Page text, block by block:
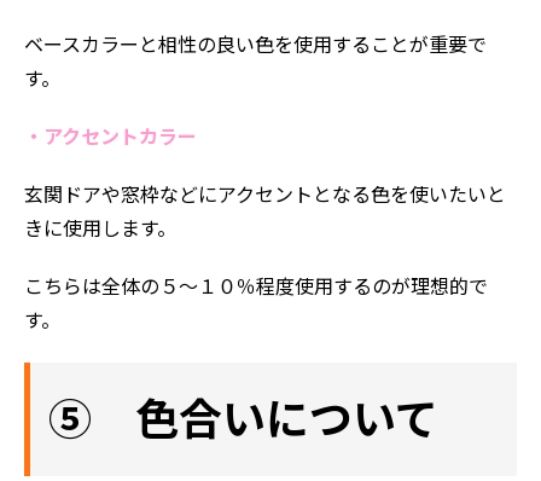
ベースカラーと相性の良い色を使用することが重要で
す。
・アクセントカラー
玄関ドアや窓枠などにアクセントとなる色を使いたいと
きに使用します。
こちらは全体の５～１０％程度使用するのが理想的で
す。
⑤ 色合いについて